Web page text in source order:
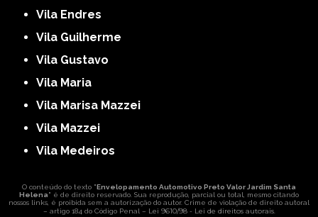
Vila Endres
Vila Guilherme
Vila Gustavo
Vila Maria
Vila Marisa Mazzei
Vila Mazzei
Vila Medeiros
O conteúdo do texto "Envelopamento Automotivo Preto Valor Jardim Santa
Helena" é de direito reservado. Sua reprodução, parcial ou total, mesmo citando
nossos links, é proibida sem a autorização do autor. Crime de violação de direito autoral
– artigo 184 do Código Penal – Lei 9610/98 - Lei de direitos autorais.